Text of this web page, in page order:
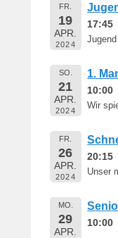
FR.
19
APR.
2024
17:45
SO.
21
APR.
2024
1.
10:00
Wir
FR.
26
APR.
2024
20:15
Unser
MO.
29
APR.
10:00